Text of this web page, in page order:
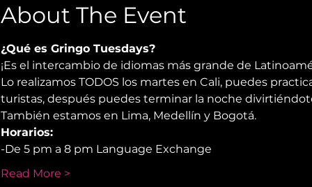
About The Event
¿Qué es Gringo Tuesdays?
¡Es el intercambio de idiomas más grande de
Lo realizamos TODOS los martes en Cali, puedes
turistas, después puedes terminar la noche
También estamos en Lima, Medellín y Bogotá.
Horarios:
-De 5 pm a 8 pm Language Exchange
Read More >